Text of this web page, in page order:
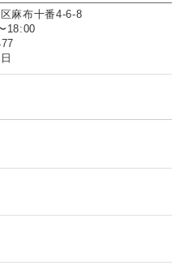
麻布十番4-6-8
18:00